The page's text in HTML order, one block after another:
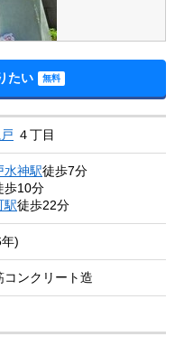
たい
４丁目
水神駅徒歩7分
歩10分
駅徒歩22分
)
コンクリート造